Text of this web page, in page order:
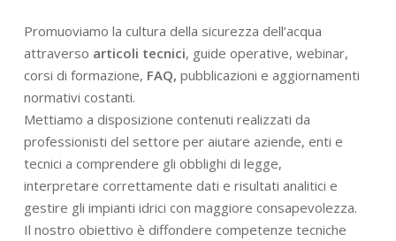
Promuoviamo la cultura della sicurezza dell’acqua
attraverso articoli tecnici, guide operative, webinar,
corsi di formazione, FAQ, pubblicazioni e aggiornamenti
normativi costanti.
Mettiamo a disposizione contenuti realizzati da
professionisti del settore per aiutare aziende, enti e
tecnici a comprendere gli obblighi di legge,
interpretare correttamente dati e risultati analitici e
gestire gli impianti idrici con maggiore consapevolezza.
Il nostro obiettivo è diffondere competenze tecniche